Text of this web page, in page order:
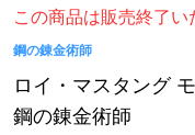
この商品は販売終了い
鋼の錬金術師
ロイ・マスタング
鋼の錬金術師